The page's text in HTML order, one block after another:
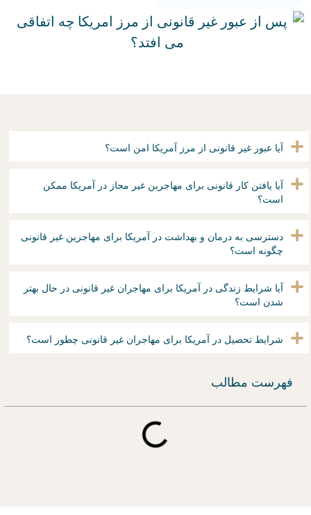
آیا عبور غیر قانونی از مرز آمریکا امن است؟
آیا یافتن کار قانونی برای مهاجرین غیر مجاز در آمریکا ممکن
است؟
دسترسی به درمان و بهداشت در آمریکا برای مهاجرین غیر قانونی
چگونه است؟
آیا شرایط زندگی در آمریکا برای مهاجران غیر قانونی در حال بهتر
شدن است؟
شرایط تحصیل در آمریکا برای مهاجران غیر قانونی چطور است؟
فهرست مطالب